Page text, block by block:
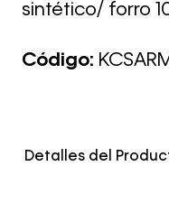
sintético/ forro
Código:
Detalles del